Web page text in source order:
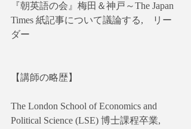
『朝英語の会』梅田＆神戸～The Japan
Times 紙記事について議論する,　リー
ダー
【講師の略歴】
The London School of Economics and
Political Science (LSE) 博士課程卒業,